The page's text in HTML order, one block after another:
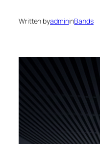
Written byadmininBands